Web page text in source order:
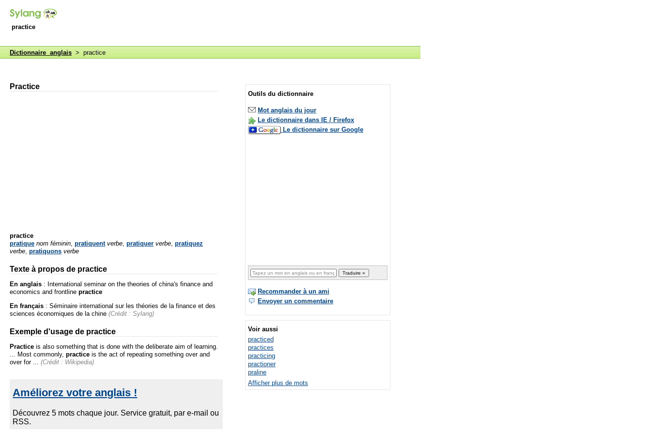
practice
Dictionnaire anglais > practice
Practice
practice
pratique nom féminin pratiquent verbe pratiquer verbe pratiquez
verbe pratiquons verbe
Texte à propos de practice
En anglais : International seminar on the theories of china's finance and
economics and frontline practice
En français : Séminaire international sur les théories de la finance et des
sciences économiques de la chine (Crédit : Sylang)
Exemple d'usage de practice
Practice is also something that is done with the deliberate aim of learning.
... Most commonly, practice is the act of repeating something over and
over for ... (Crédit : Wikipedia)
Outils du dictionnaire
Mot anglais du jour
Le dictionnaire dans IE / Firefox
Le dictionnaire sur Google
Recommander à un ami
Envoyer un commentaire
Voir aussi
practiced
practices
practicing
practioner
praline
Afficher plus de mots